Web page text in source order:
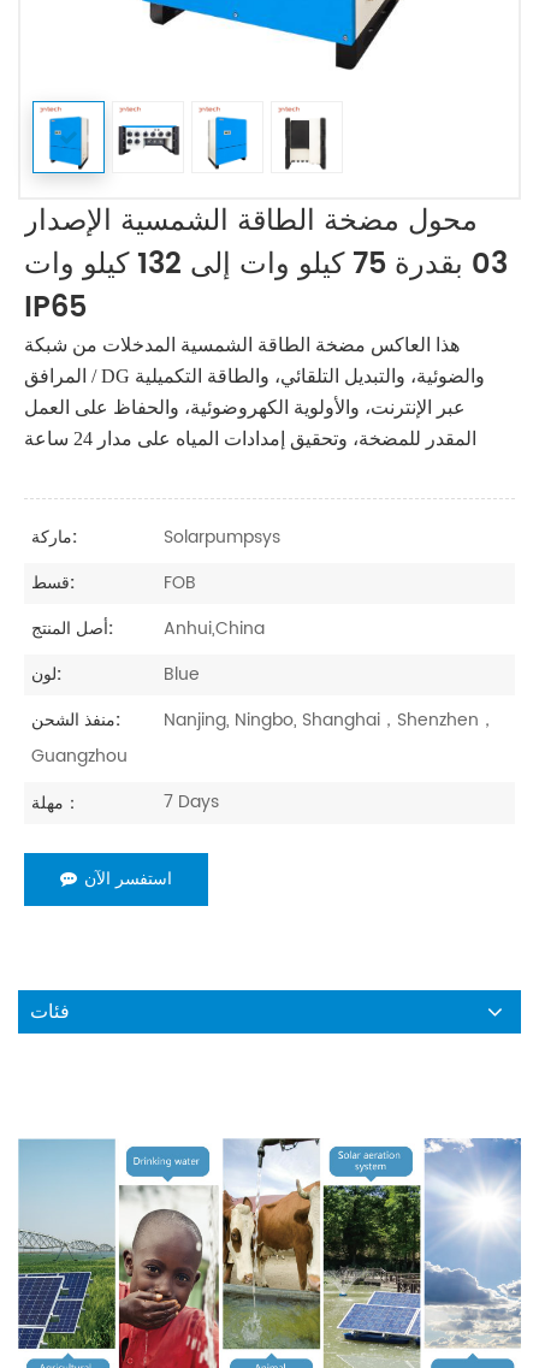
محول مضخة الطاقة الشمسية الإصدار
03 بقدرة 75 كيلو وات إلى 132 كيلو وات
IP65
هذا العاكس مضخة الطاقة الشمسية المدخلات من شبكة
المرافق / DG والضوئية، والتبديل التلقائي، والطاقة التكميلية
عبر الإنترنت، والأولوية الكهروضوئية، والحفاظ على العمل
المقدر للمضخة، وتحقيق إمدادات المياه على مدار 24 ساعة
ماركة:
Solarpumpsys
قسط:
FOB
أصل المنتج:
Anhui,China
لون:
Blue
منفذ الشحن:
Nanjing, Ningbo, Shanghai，Shenzhen，
Guangzhou
مهلة：
7 Days
استفسر الآن
فئات